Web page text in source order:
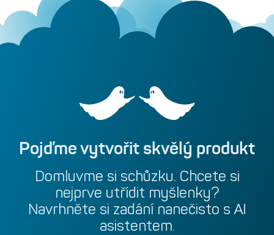
Pojďmevytvořit skvělý produkt
Domluvme si schůzku. Chcete si
nejprve utřídit myšlenky?
Navrhněte si zadání nanečisto s AI
asistentem.